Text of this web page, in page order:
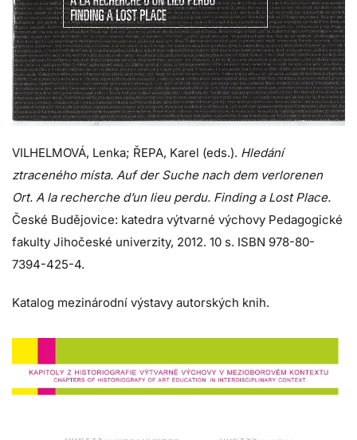
VILHELMOVÁ, Lenka; ŘEPA, Karel (eds.). Hledání
ztraceného místa. Auf der Suche nach dem verlorenen
Ort. A la recherche d’un lieu perdu. Finding a Lost Place.
České Budějovice: katedra výtvarné výchovy Pedagogické
fakulty Jihočeské univerzity, 2012. 10 s. ISBN 978-80-
7394-425-4.
Katalog mezinárodní výstavy autorských knih.